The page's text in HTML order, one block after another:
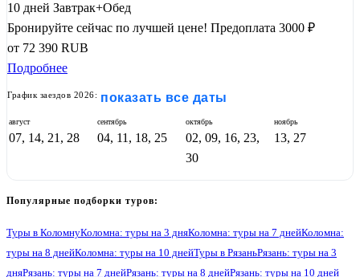
10 дней Завтрак+Обед
Бронируйте сейчас по лучшей цене! Предоплата 3000 ₽
от 72 390 RUB
Подробнее
График заездов 2026: показать все даты
август
07, 14, 21, 28
сентябрь
04, 11, 18, 25
октябрь
02, 09, 16, 23,
30
ноябрь
13, 27
Популярные подборки туров:
Туры в КоломнуКоломна: туры на 3 дняКоломна: туры на 7 днейКоломна:
туры на 8 днейКоломна: туры на 10 днейТуры в РязаньРязань: туры на 3
дняРязань: туры на 7 днейРязань: туры на 8 днейРязань: туры на 10 дней